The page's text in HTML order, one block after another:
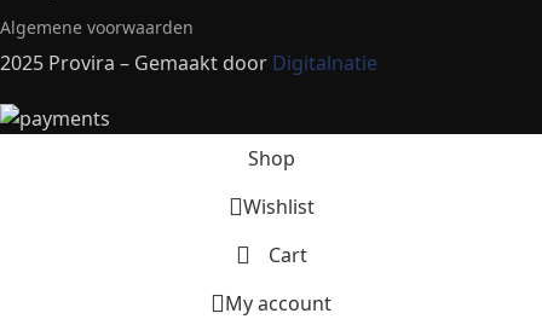
Algemene voorwaarden
2025 Provira – Gemaakt door Digitalnatie
Shop
Wishlist
Cart
My account